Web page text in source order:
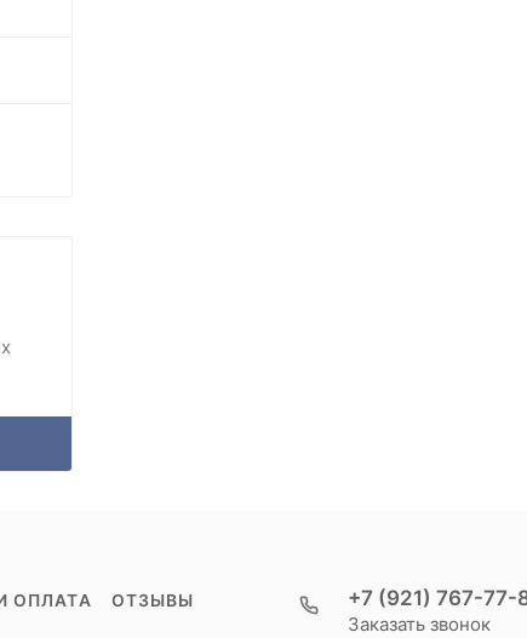
ОПЛАТА ОТЗЫВЫ +7 (921) 767-77-
Заказать звонок